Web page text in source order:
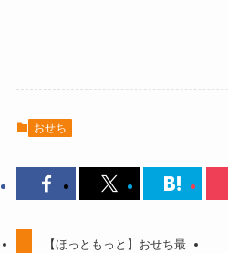
おせち
【ほっともっと】おせち最